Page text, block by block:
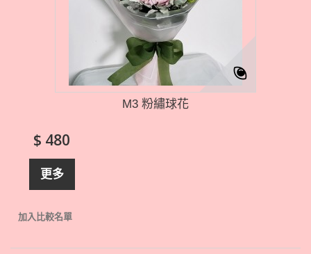
M3 粉繡球花
$ 480
更多
加入比較名單